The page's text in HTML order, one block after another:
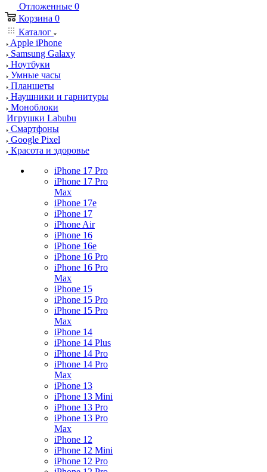
Отложенные 0
Корзина 0
Каталог
Apple iPhone
Samsung Galaxy
Ноутбуки
Умные часы
Планшеты
Наушники и гарнитуры
Моноблоки
Игрушки Labubu
Смартфоны
Google Pixel
Красота и здоровье
iPhone 17 Pro
iPhone 17 Pro
Max
iPhone 17e
iPhone 17
iPhone Air
iPhone 16
iPhone 16e
iPhone 16 Pro
iPhone 16 Pro
Max
iPhone 15
iPhone 15 Pro
iPhone 15 Pro
Max
iPhone 14
iPhone 14 Plus
iPhone 14 Pro
iPhone 14 Pro
Max
iPhone 13
iPhone 13 Mini
iPhone 13 Pro
iPhone 13 Pro
Max
iPhone 12
iPhone 12 Mini
iPhone 12 Pro